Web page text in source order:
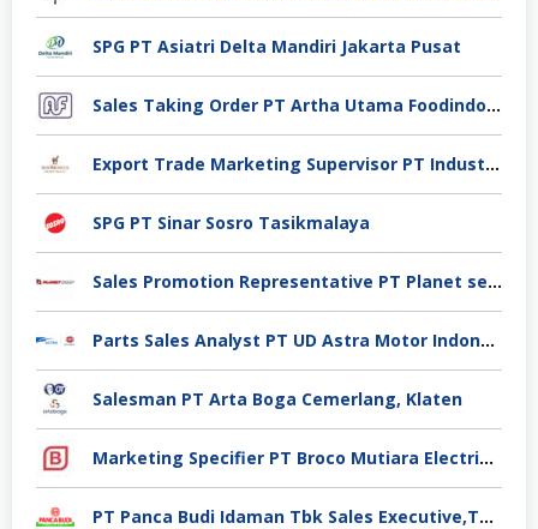
SPG PT Asiatri Delta Mandiri Jakarta Pusat
Sales Taking Order PT Artha Utama Foodindo Tangerang
Export Trade Marketing Supervisor PT Industri Jamu Dan Farmasi Sido Muncul Tbk, Jakarta
SPG PT Sinar Sosro Tasikmalaya
Sales Promotion Representative PT Planet selancar Mandiri, Pontianak
Parts Sales Analyst PT UD Astra Motor Indonesia, Jakarta Utara
Salesman PT Arta Boga Cemerlang, Klaten
Marketing Specifier PT Broco Mutiara Electrical Industry, Tangerang
PT Panca Budi Idaman Tbk Sales Executive,Tangerang